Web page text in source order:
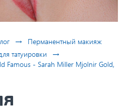
→ Перманентный макияж
татуировки →
Famous - Sarah Miller Mjolnir Gold,